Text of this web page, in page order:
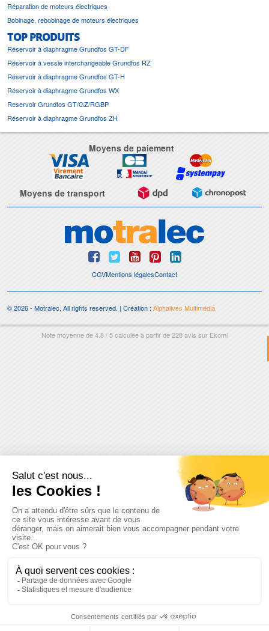
Réparation de moteurs électriques
Bobinage, rebobinage de moteurs électriques
TOP PRODUITS
Réservoir à diaphragme Grundfos GT-DF
Réservoir à vessie interchangeable Grundfos RZ
Réservoir à diaphragme Grundfos GT-H
Réservoir à diaphragme Grundfos WX
Reservoir Grundfos GT/GZ/RGBP
Réservoir à diaphragme Grundfos ZH
Moyens de paiement
Moyens de transport
CGVMentions légalesContact
© 2026 - Motralec, All rights reserved. | Création :Alphalives Multimédia
Note moyenne de4.8/5calculée à partir de228avis sur Ekomi